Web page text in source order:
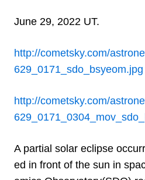
June 29, 2022 UT.
http://cometsky.com/
629_0171_sdo_bsyeom.jpg
http://cometsky.com/
A partial solar eclipse
ed in front of the sun in